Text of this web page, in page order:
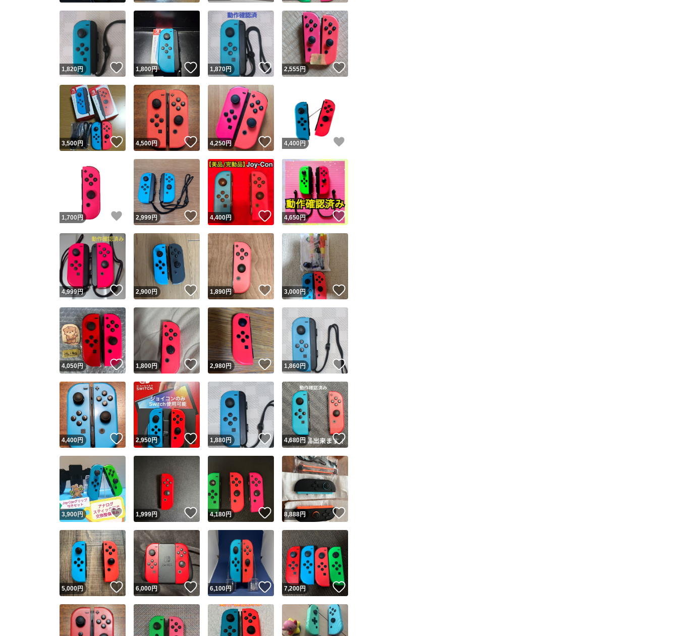
スピード&安心発送
※このバッジは実績に基づく表示であり、発送を保証しているものではありません
スピード＆安心発送
このユーザーは高頻度で24時間以内＆設定した発送日数内に発送してい
ます
スピード発送
安心発送 このユーザーは設定した発送日数内に発送しています
キャンセル
1,820円 いいね！
1,800円 いいね！
1,870円 いいね！
2,555円 いいね！
3,500円 いいね！
4,500円 いいね！
4,250円 いいね！
4,400 円
1,700 円 いいね！
2,999円 いいね！
4,400円 いいね！
4,650円
4,999円 いいね！
2,900円 いいね！
1,890円 いいね！
3,000円 いいね！
4,050円 いいね！
1,800円 いいね！
2,980円 いいね！
1,860円
4,400円 いいね！
2,950円 いいね！
1,880円 いいね！
4,680円 いいね！
3,900円 いいね！
1,999円 いいね！
4,180円 いいね！
8,888円
5,000円 いいね！
6,000円 いいね！
6,100円 いいね！
7,200円 いいね！